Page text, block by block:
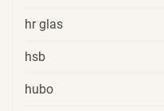
hr glas
hsb
hubo